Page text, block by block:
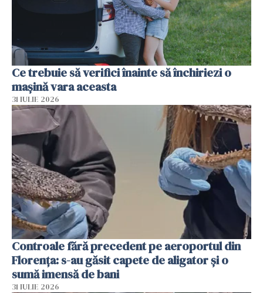
Ce trebuie să verifici înainte să închiriezi o
mașină vara aceasta
31 IULIE 2026
Controale fără precedent pe aeroportul din
Florența: s-au găsit capete de aligator și o
sumă imensă de bani
31 IULIE 2026